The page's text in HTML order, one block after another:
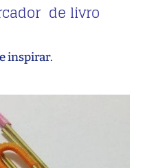
de livro
inspirar.